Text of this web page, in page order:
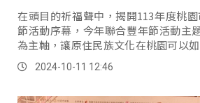
在頭目的祈福聲中，揭開113年度桃
節活動序幕，今年聯合豐年節活動主
為主軸，讓原住民族文化在桃園可以如
根。2024-10-11 12:46